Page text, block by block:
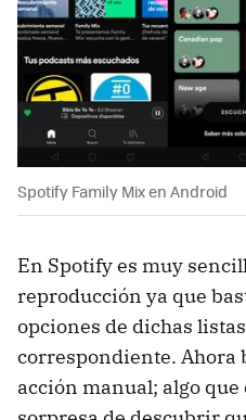
Spotify Family Mix en Android
En Spotify es muy
reproducción ya que
opciones de dichas
correspondiente. Ahora
acción manual; algo